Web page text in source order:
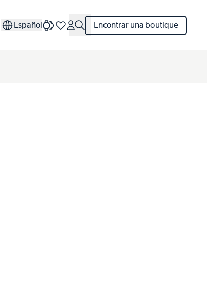
Español Encontrar una boutique